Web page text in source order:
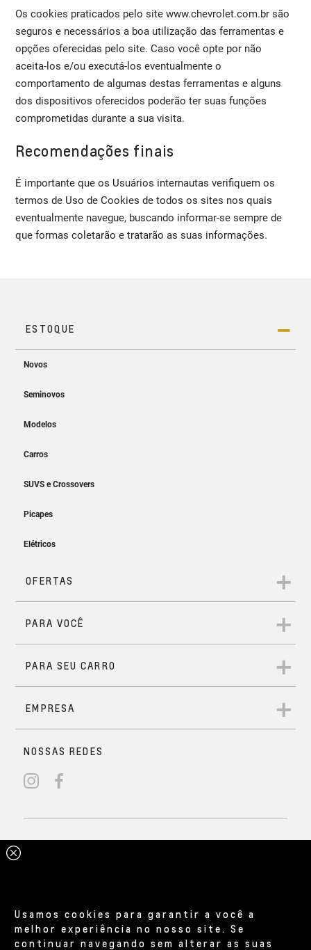
Os cookies praticados pelo site www.chevrolet.com.br são
seguros e necessários a boa utilização das ferramentas e
opções oferecidas pelo site. Caso você opte por não
aceita-los e/ou executá-los eventualmente o
comportamento de algumas destas ferramentas e alguns
dos dispositivos oferecidos poderão ter suas funções
comprometidas durante a sua visita.
Recomendações finais
É importante que os Usuários internautas verifiquem os
termos de Uso de Cookies de todos os sites nos quais
eventualmente navegue, buscando informar-se sempre de
que formas coletarão e tratarão as suas informações.
Usamos cookies para garantir a você a
melhor experiência no nosso site. Se
continuar navegando sem alterar as suas